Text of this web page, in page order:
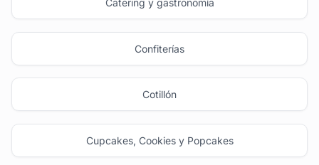
Catering y gastronomía
Confiterías
Cotillón
Cupcakes, Cookies y Popcakes